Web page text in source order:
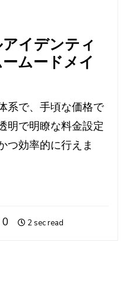
イデンティ
ムードメイ
系で、手頃な価格で
明で明瞭な料金設定
つ効率的に行えま
0 2 sec read